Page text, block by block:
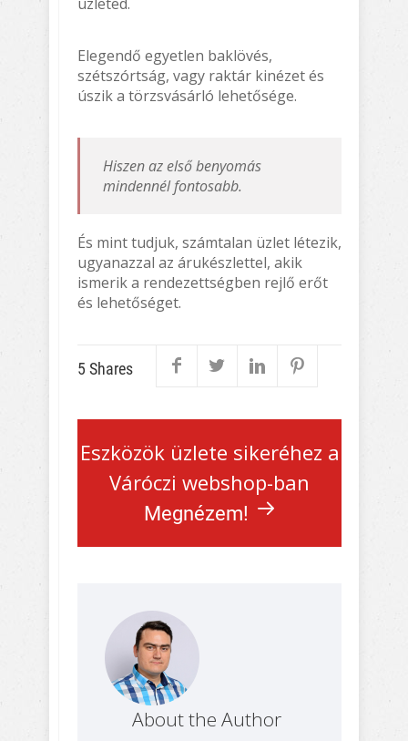
üzleted.
Elegendő egyetlen baklövés,
szétszórtság, vagy raktár kinézet és
úszik a törzsvásárló lehetősége.
Hiszen az első benyomás
mindennél fontosabb.
És mint tudjuk, számtalan üzlet létezik,
ugyanazzal az árukészlettel, akik
ismerik a rendezettségben rejlő erőt
és lehetőséget.
5 Shares
Eszközök üzlete sikeréhez a
Váróczi webshop-ban
Megnézem!
About the Author